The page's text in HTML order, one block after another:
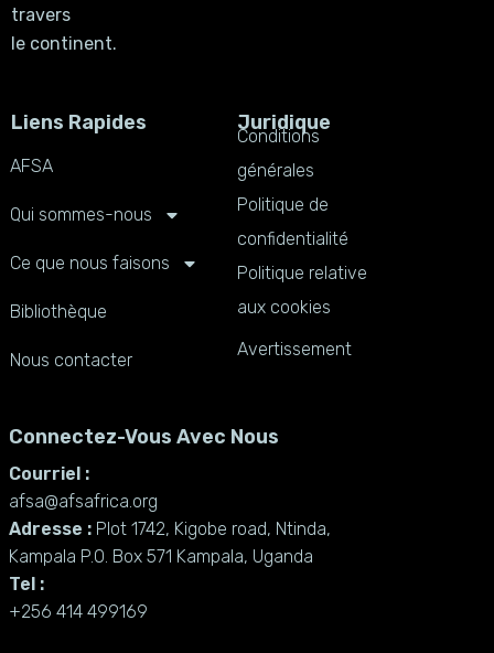
travers
le continent.
Liens Rapides
AFSA
Qui sommes-nous
Ce que nous faisons
Bibliothèque
Nous contacter
Juridique
Conditions
générales
Politique de
confidentialité
Politique relative
aux cookies
Avertissement
Connectez-Vous Avec Nous
Courriel :
afsa@afsafrica.org
Adresse : Plot 1742, Kigobe road, Ntinda,
Kampala P.O. Box 571 Kampala, Uganda
Tel :
+256 414 499169